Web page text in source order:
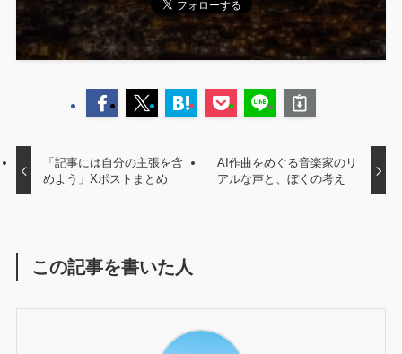
「記事には自分の主張を含
めよう」Xポストまとめ
AI作曲をめぐる音楽家のリ
アルな声と、ぼくの考え
この記事を書いた人